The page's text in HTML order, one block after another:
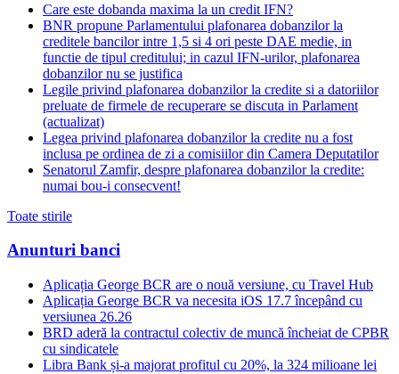
Care este dobanda maxima la un credit IFN?
BNR propune Parlamentului plafonarea dobanzilor la
creditele bancilor intre 1,5 si 4 ori peste DAE medie, in
functie de tipul creditului; in cazul IFN-urilor, plafonarea
dobanzilor nu se justifica
Legile privind plafonarea dobanzilor la credite si a datoriilor
preluate de firmele de recuperare se discuta in Parlament
(actualizat)
Legea privind plafonarea dobanzilor la credite nu a fost
inclusa pe ordinea de zi a comisiilor din Camera Deputatilor
Senatorul Zamfir, despre plafonarea dobanzilor la credite:
numai bou-i consecvent!
Toate stirile
Anunturi banci
Aplicația George BCR are o nouă versiune, cu Travel Hub
Aplicația George BCR va necesita iOS 17.7 începând cu
versiunea 26.26
BRD aderă la contractul colectiv de muncă încheiat de CPBR
cu sindicatele
Libra Bank și-a majorat profitul cu 20%, la 324 milioane lei